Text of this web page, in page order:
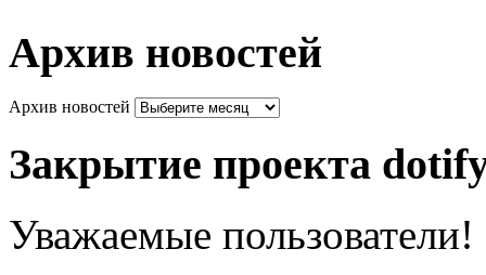
Архив новостей
Архив новостей
Закрытие проекта
Уважаемые пользователи!